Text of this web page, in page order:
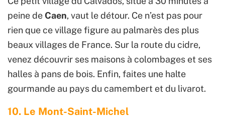
peine deCaen, vaut le détour. Ce n’est pas pour
rien que ce village figure au palmarès des plus
beaux villages de France. Sur la route du cidre,
venez découvrir ses maisons à colombages et ses
halles à pans de bois. Enfin, faites une halte
gourmande au pays du camembert et du livarot.
10. Le Mont-Saint-Michel